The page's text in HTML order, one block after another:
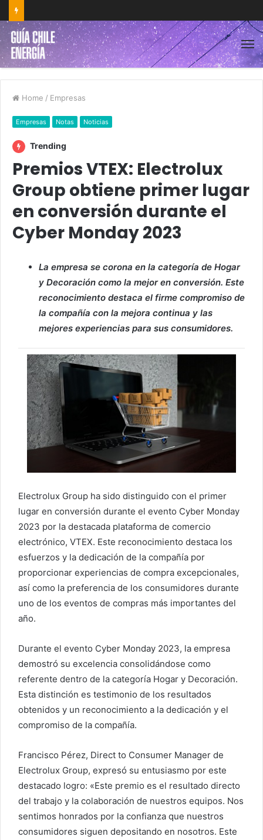
Home / Empresas
Empresas Notas Noticias
Trending
Premios VTEX: Electrolux
Group obtiene primer lugar
en conversión durante el
Cyber Monday 2023
La empresa se corona en la categoría de Hogar
y Decoración como la mejor en conversión. Este
reconocimiento destaca el firme compromiso de
la compañía con la mejora continua y las
mejores experiencias para sus consumidores.
Electrolux Group ha sido distinguido con el primer
lugar en conversión durante el evento Cyber Monday
2023 por la destacada plataforma de comercio
electrónico, VTEX. Este reconocimiento destaca los
esfuerzos y la dedicación de la compañía por
proporcionar experiencias de compra excepcionales,
así como la preferencia de los consumidores durante
uno de los eventos de compras más importantes del
año.
Durante el evento Cyber Monday 2023, la empresa
demostró su excelencia consolidándose como
referente dentro de la categoría Hogar y Decoración.
Esta distinción es testimonio de los resultados
obtenidos y un reconocimiento a la dedicación y el
compromiso de la compañía.
Francisco Pérez, Direct to Consumer Manager de
Electrolux Group, expresó su entusiasmo por este
destacado logro: «Este premio es el resultado directo
del trabajo y la colaboración de nuestros equipos. Nos
sentimos honrados por la confianza que nuestros
consumidores siguen depositando en nosotros. Este